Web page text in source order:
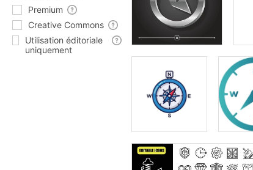
Premium
Creative Commons
Utilisation éditoriale
uniquement